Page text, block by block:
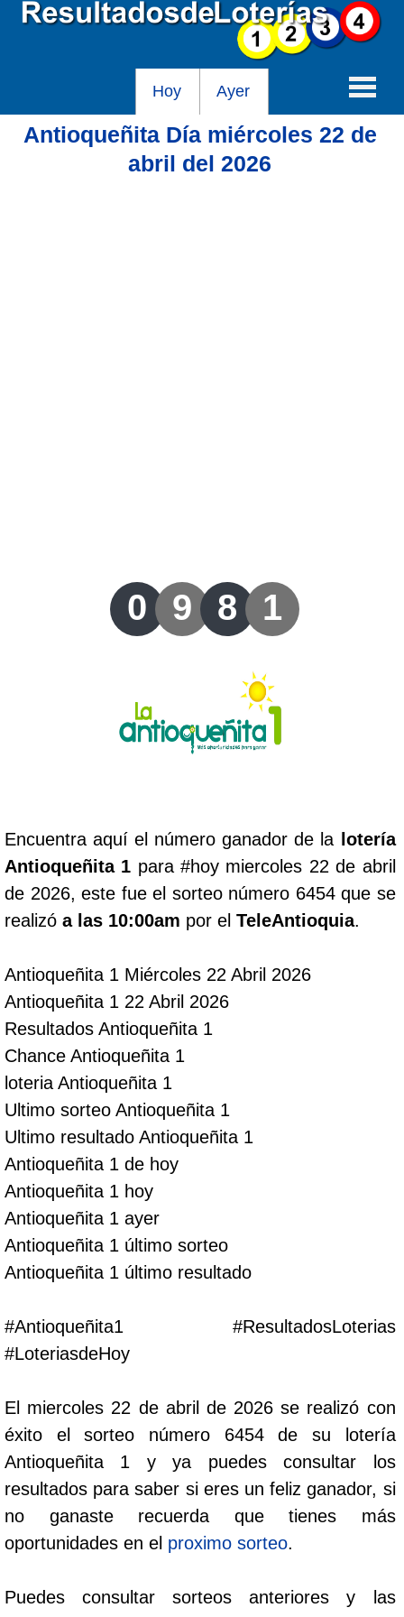
Hoy Ayer
Baloto
Lotería de Bogotá
Lotería de Medellín
Lotería del Cauca
Lotería de Boyaca
Antioqueñita Día
Antioqueñita Tarde
Astro Sol
Astro Luna
Cafeterito Tarde
Cafeterito Noche
Caribeña Día
Chontico Día
Chontico Noche
Culona día
Culona noche
Antioqueñita Día miércoles 22 de
abril del 2026
0 9 8 1
Encuentra aquí el número ganador de la
lotería
Antioqueñita 1 para #hoy miercoles 22 de abril
de 2026, este fue el sorteo número 6454 que se
realizó a las 10:00am por el TeleAntioquia.
Antioqueñita 1 Miércoles 22 Abril 2026
Antioqueñita 1 22 Abril 2026
Resultados Antioqueñita 1
Chance Antioqueñita 1
loteria Antioqueñita 1
Ultimo sorteo Antioqueñita 1
Ultimo resultado Antioqueñita 1
Antioqueñita 1 de hoy
Antioqueñita 1 hoy
Antioqueñita 1 ayer
Antioqueñita 1 último sorteo
Antioqueñita 1 último resultado
#Antioqueñita1 #ResultadosLoterias
#LoteriasdeHoy
El miercoles 22 de abril de 2026 se realizó con
éxito el sorteo número 6454 de su lotería
Antioqueñita 1 y ya puedes consultar los
resultados para saber si eres un feliz ganador, si
no ganaste recuerda que tienes más
oportunidades en el proximo sorteo.
Puedes consultar sorteos anteriores y las